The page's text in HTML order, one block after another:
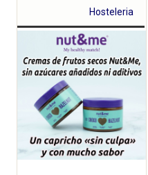
Hosteleria